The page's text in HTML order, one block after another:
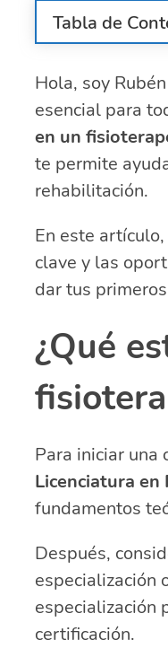
Tabla de
Habilidades
¿Cómo es el
Consejos
¿Qué se
¿Qué
¿Cómo
Hola, soy
esencial para
en un
te permite
rehabilitación.
En este
clave y las
dar tus
¿Qué
Para iniciar una
Licenciatura en
fundamentos
Después,
especialización
especialización
certificación.